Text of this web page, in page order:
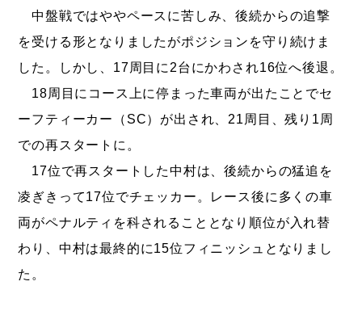
中盤戦ではややペースに苦しみ、後続からの追撃
を受ける形となりましたがポジションを守り続けま
した。しかし、17周目に2台にかわされ16位へ後退。
18周目にコース上に停まった車両が出たことでセ
ーフティーカー（SC）が出され、21周目、残り1周
での再スタートに。
17位で再スタートした中村は、後続からの猛追を
凌ぎきって17位でチェッカー。レース後に多くの車
両がペナルティを科されることとなり順位が入れ替
わり、中村は最終的に15位フィニッシュとなりまし
た。